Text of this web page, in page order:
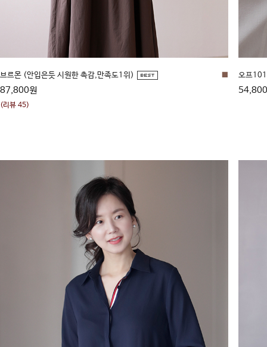
브르몬 (안입은듯 시원한 촉감,만족도1위)
87,800원
(리뷰 45)
오프101